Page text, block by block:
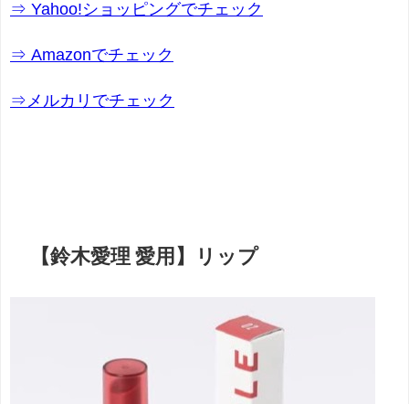
⇒ Yahoo!ショッピングでチェック
⇒ Amazonでチェック
⇒メルカリでチェック
【鈴木愛理 愛用】リップ